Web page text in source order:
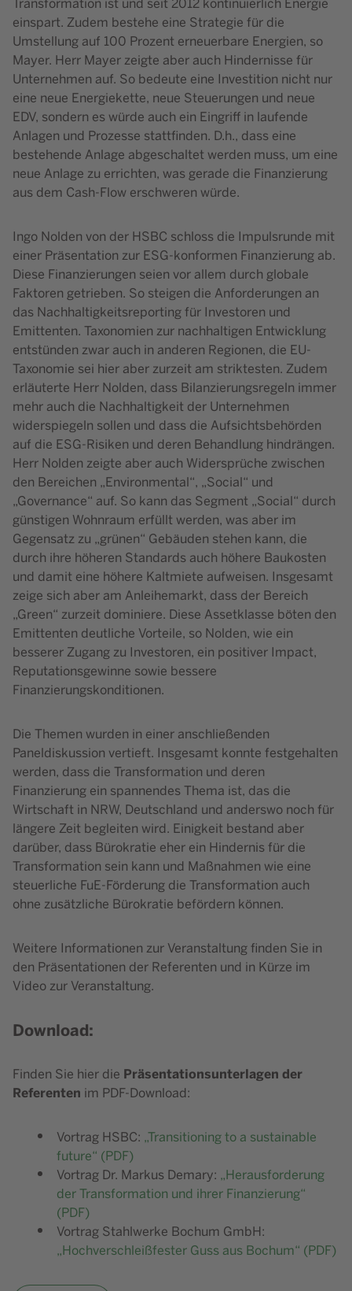
einspart. Zudem bestehe eine Strategie für die
Umstellung auf 100 Prozent erneuerbare Energien, so
Mayer. Herr Mayer zeigte aber auch Hindernisse für
Unternehmen auf. So bedeute eine Investition nicht nur
eine neue Energiekette, neue Steuerungen und neue
EDV, sondern es würde auch ein Eingriff in laufende
Anlagen und Prozesse stattfinden. D.h., dass eine
bestehende Anlage abgeschaltet werden muss, um eine
neue Anlage zu errichten, was gerade die Finanzierung
aus dem Cash-Flow erschweren würde.
Ingo Nolden von der HSBC schloss die Impulsrunde mit
einer Präsentation zur ESG-konformen Finanzierung ab.
Diese Finanzierungen seien vor allem durch globale
Faktoren getrieben. So steigen die Anforderungen an
das Nachhaltigkeitsreporting für Investoren und
Emittenten. Taxonomien zur nachhaltigen Entwicklung
entstünden zwar auch in anderen Regionen, die EU-
Taxonomie sei hier aber zurzeit am striktesten. Zudem
erläuterte Herr Nolden, dass Bilanzierungsregeln immer
mehr auch die Nachhaltigkeit der Unternehmen
widerspiegeln sollen und dass die Aufsichtsbehörden
auf die ESG-Risiken und deren Behandlung hindrängen.
Herr Nolden zeigte aber auch Widersprüche zwischen
den Bereichen „Environmental“, „Social“ und
„Governance“ auf. So kann das Segment „Social“ durch
günstigen Wohnraum erfüllt werden, was aber im
Gegensatz zu „grünen“ Gebäuden stehen kann, die
durch ihre höheren Standards auch höhere Baukosten
und damit eine höhere Kaltmiete aufweisen. Insgesamt
zeige sich aber am Anleihemarkt, dass der Bereich
„Green“ zurzeit dominiere. Diese Assetklasse böten den
Emittenten deutliche Vorteile, so Nolden, wie ein
besserer Zugang zu Investoren, ein positiver Impact,
Reputationsgewinne sowie bessere
Finanzierungskonditionen.
Die Themen wurden in einer anschließenden
Paneldiskussion vertieft. Insgesamt konnte festgehalten
werden, dass die Transformation und deren
Finanzierung ein spannendes Thema ist, das die
Wirtschaft in NRW, Deutschland und anderswo noch für
längere Zeit begleiten wird. Einigkeit bestand aber
darüber, dass Bürokratie eher ein Hindernis für die
Transformation sein kann und Maßnahmen wie eine
steuerliche FuE-Förderung die Transformation auch
ohne zusätzliche Bürokratie befördern können.
Weitere Informationen zur Veranstaltung finden Sie in
den Präsentationen der Referenten und in Kürze im
Video zur Veranstaltung.
Download:
Finden Sie hier die Präsentationsunterlagen der
Referenten im PDF-Download:
Vortrag HSBC: „Transitioning to a sustainable
future“ (PDF)
Vortrag Dr. Markus Demary: „Herausforderung
der Transformation und ihrer Finanzierung“
(PDF)
Vortrag Stahlwerke Bochum GmbH:
„Hochverschleißfester Guss aus Bochum“ (PDF)